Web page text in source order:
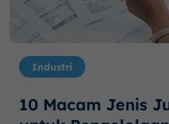
Industri
10 Macam Jenis